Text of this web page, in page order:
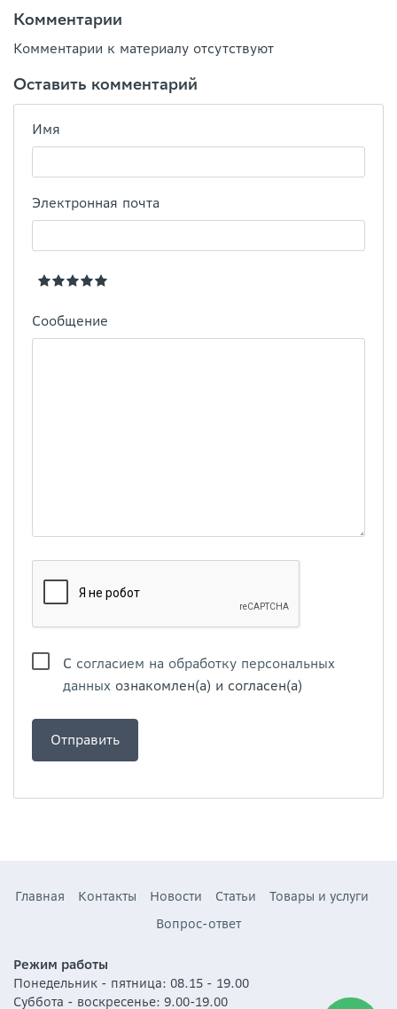
Комментарии
Комментарии к материалу отсутствуют
Оставить комментарий
Имя
Электронная почта
Сообщение
С согласием на обработку персональных
данных ознакомлен(а) и согласен(а)
Главная Контакты Новости Статьи
Товары и услуги
Вопрос-ответ
Режим работы
Понедельник - пятница: 08.15 - 19.00
Суббота - воскресенье: 9.00-19.00